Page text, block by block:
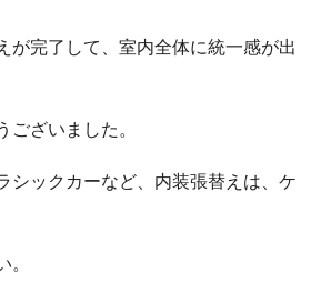
が完了して、室内全体に統一感が出
ございました。
シックカーなど、内装張替えは、ケ
。